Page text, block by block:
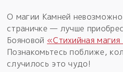
О магии Камней
страничке — лучше
Бояновой «Стихийная
Познакомьтесь поближе,
случилось это чудо!